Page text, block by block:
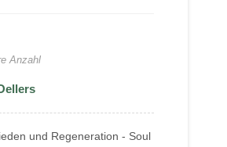
Anzahl
und Regeneration - Soul